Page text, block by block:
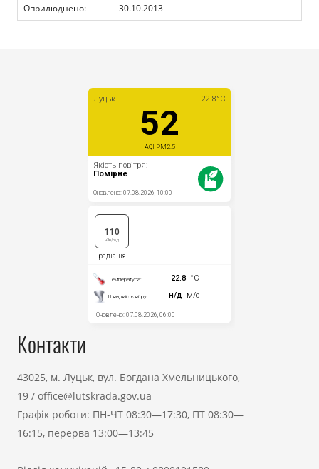
Оприлюднено:
30.10.2013
Контакти
43025, м. Луцьк, вул. Богдана Хмельницького,
19 / office@lutskrada.gov.ua
Графік роботи: ПН-ЧТ 08:30—17:30, ПТ 08:30—
16:15, перерва 13:00—13:45